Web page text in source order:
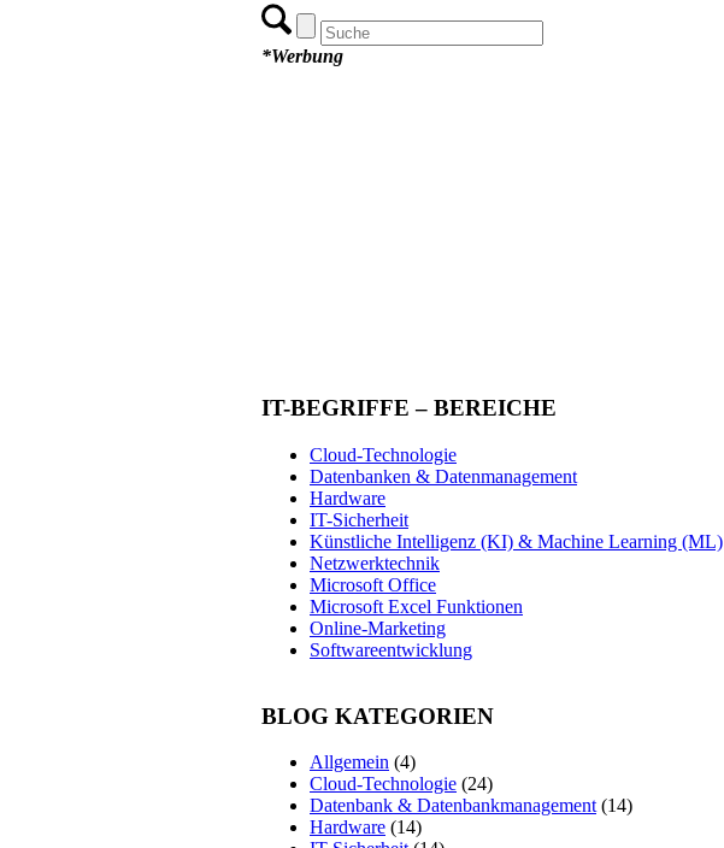
*Werbung
IT-BEGRIFFE – BEREICHE
Cloud-Technologie
Datenbanken & Datenmanagement
Hardware
IT-Sicherheit
Künstliche Intelligenz (KI) & Machine Learning (ML)
Netzwerktechnik
Microsoft Office
Microsoft Excel Funktionen
Online-Marketing
Softwareentwicklung
BLOG KATEGORIEN
Allgemein (4)
Cloud-Technologie (24)
Datenbank & Datenbankmanagement(14)
Hardware (14)